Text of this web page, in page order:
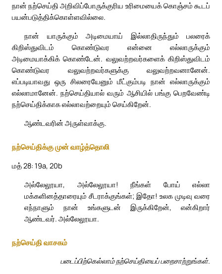
நான் நற்செய்தி அறிவிப்போருக்குரிய உரிமையைக் கொஞ்சம் கூடப்
பயன்படுத்திக்கொள்ளவில்லை.
நான் யாருக்கும் அடிமையாய் இல்லாதிருந்தும் பலரைக்
கிறிஸ்துவிடம் கொண்டுவர என்னை எல்லாருக்கும்
அடிமையாக்கிக் கொண்டேன். வலுவற்றவர்களைக் கிறிஸ்துவிடம்
கொண்டுவர வலுவற்றவர்களுக்கு வலுவற்றவனானேன்.
எப்படியாவது ஒரு சிலரையேனும் மீட்கும்படி நான் எல்லாருக்கும்
எல்லாமானேன். நற்செய்தியால் வரும் ஆசியில் பங்கு பெறவேண்டி
நற்செய்திக்காக எல்லாவற்றையும் செய்கிறேன்.
ஆண்டவரின் அருள்வாக்கு.
நற்செய்திக்கு முன் வாழ்த்தொலி
மத் 28: 19a, 20b
அல்லேலூயா, அல்லேலூயா! நீங்கள் போய் எல்லா
மக்களினத்தாரையும் சீடராக்குங்கள்; இதோ! உலக முடிவு வரை
எந்நாளும் நான் உங்களுடன் இருக்கிறேன், என்கிறார்
ஆண்டவர். அல்லேலூயா.
நற்செய்தி வாசகம்
படைப்பிற்கெல்லாம் நற்செய்தியைப் பறைசாற்றுங்கள்.